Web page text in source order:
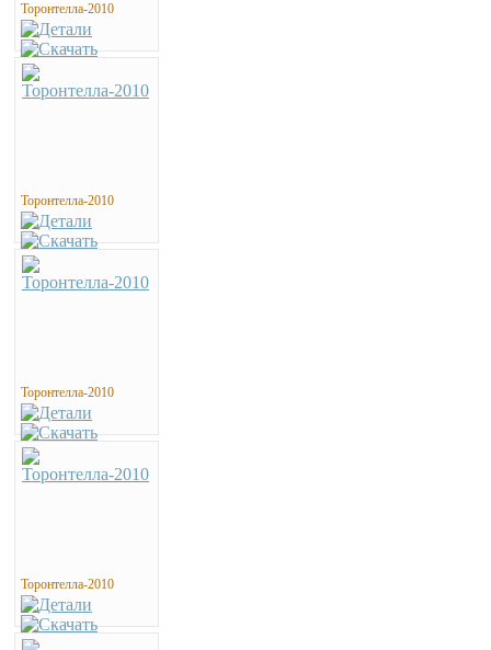
Торонтелла-2010
Торонтелла-2010
Торонтелла-2010
Торонтелла-2010